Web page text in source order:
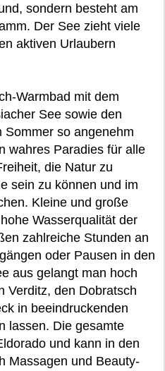
sondern besteht am
Der See zieht viele
aktiven Urlaubern
Warmbad mit dem
See sowie den
so angenehm
wahres Paradies für alle
die Natur zu
sein zu können und im
Kleine und große
Wasserqualität der
zahlreiche Stunden an
oder Pausen in den
aus gelangt man hoch
Verditz, den Dobratsch
in beeindruckenden
lassen. Die gesamte
und kann in den
Massagen und Beauty-